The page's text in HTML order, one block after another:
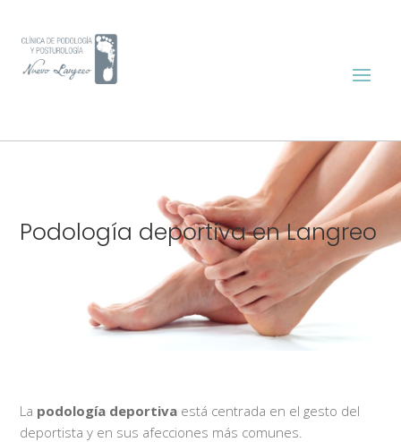
Podología deportiva en Langreo
La podología deportiva está centrada en el gesto del
deportista y en sus afecciones más comunes.